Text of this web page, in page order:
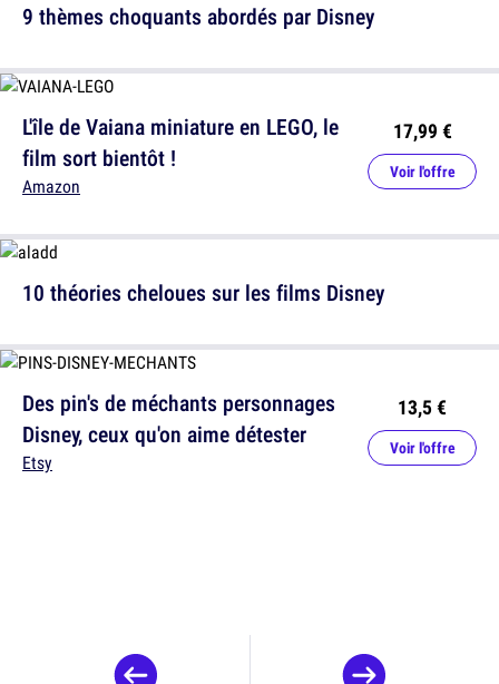
L'île de Vaiana miniature en LEGO, le
film sort bientôt !
Amazon
17,99 €
Voir l'offre
Des pin's de méchants personnages
Disney, ceux qu'on aime détester
Etsy
13,5 €
Voir l'offre
9 thèmes choquants abordés par Disney
10 théories cheloues sur les films Disney